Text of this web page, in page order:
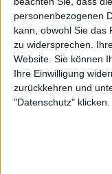
personenbezogenen
kann, obwohl Sie das
zu widersprechen.
Website. Sie können
Ihre Einwilligung
zurückkehren und
"Datenschutz" klicken.
Alben von